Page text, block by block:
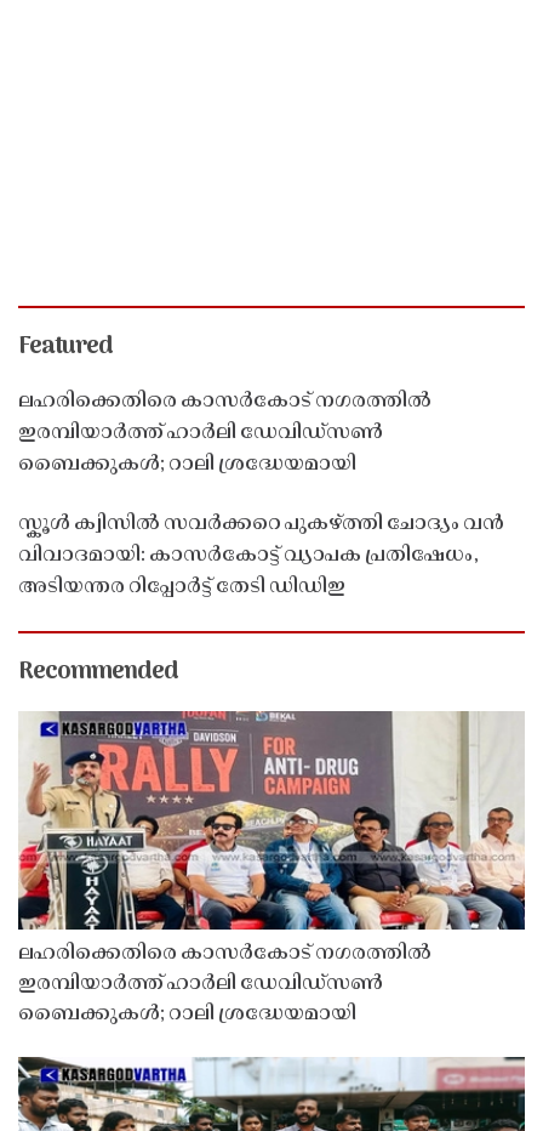
Featured
ലഹരിക്കെതിരെ കാസർകോട് നഗരത്തിൽ
ഇരമ്പിയാർത്ത് ഹാർലി ഡേവിഡ്‌സൺ
ബൈക്കുകൾ; റാലി ശ്രദ്ധേയമായി
സ്കൂൾ ക്വിസിൽ സവർക്കറെ പുകഴ്ത്തി ചോദ്യം വൻ
വിവാദമായി: കാസർകോട്ട് വ്യാപക പ്രതിഷേധം,
അടിയന്തര റിപ്പോർട്ട് തേടി ഡിഡിഇ
Recommended
ലഹരിക്കെതിരെ കാസർകോട് നഗരത്തിൽ
ഇരമ്പിയാർത്ത് ഹാർലി ഡേവിഡ്‌സൺ
ബൈക്കുകൾ; റാലി ശ്രദ്ധേയമായി